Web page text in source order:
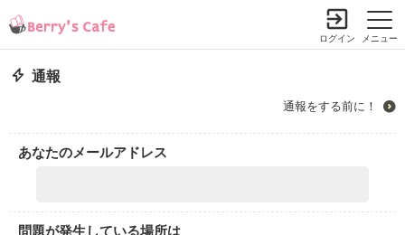
メニュー
ログイン
通報
通報をする前に！
あなたのメールアドレス
問題が発生している場所は